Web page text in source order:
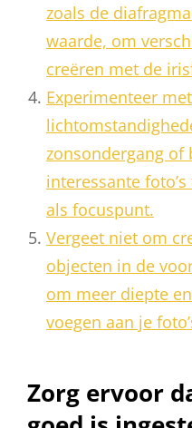
zoals de
waarde, om
creëren met de
Experimenteer met
zonsondergang
interessante
als focuspunt.
Vergeet niet om
objecten in de
om meer diepte
voegen aan je
Zorg ervoor